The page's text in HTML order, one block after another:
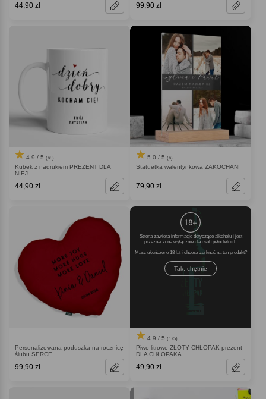
44,90 zł 99,90 zł
4.9 / 5 (69)
Kubek z nadrukiem PREZENT DLA
NIEJ
44,90 zł
5.0 / 5 (6)
Statuetka walentynkowa ZAKOCHANI
79,90 zł
Personalizowana poduszka na rocznicę
ślubu SERCE
99,90 zł
Strona zawiera informacje dotyczące alkoholu i jest
przeznaczona wyłącznie dla osób pełnoletnich.
Masz ukończone 18 lat i chcesz zerknąć na ten produkt
Tak, chętnie
4.9 / 5 (175)
Piwo litrowe ZŁOTY CHŁOPAK prezent
DLA CHŁOPAKA
49,90 zł